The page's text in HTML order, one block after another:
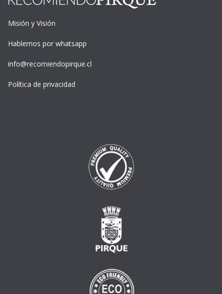
Misión y Visión
Hablemos por whatsapp
info@recomiendopirque.cl
Política de privacidad